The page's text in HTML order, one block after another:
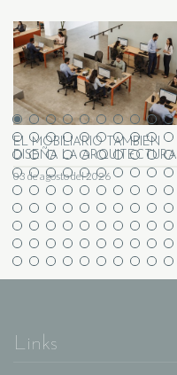
EL MOBILIARIO TAMBIÉN
DISEÑA LA ARQUITECTURA
03 de agosto del 2026
Links